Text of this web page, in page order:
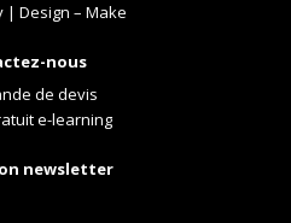
| Design – Make
nous
de devis
e-learning
newsletter